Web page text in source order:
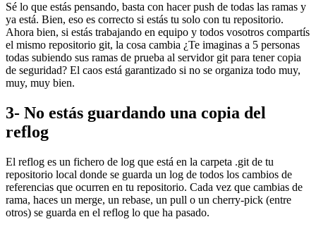
Sé lo que estás pensando, basta con hacer push de todas las ramas y
ya está. Bien, eso es correcto si estás tu solo con tu repositorio.
Ahora bien, si estás trabajando en equipo y todos vosotros compartís
el mismo repositorio git, la cosa cambia ¿Te imaginas a 5 personas
todas subiendo sus ramas de prueba al servidor git para tener copia
de seguridad? El caos está garantizado si no se organiza todo muy,
muy, muy bien.
3- No estás guardando una copia del
reflog
El reflog es un fichero de log que está en la carpeta .git de tu
repositorio local donde se guarda un log de todos los cambios de
referencias que ocurren en tu repositorio. Cada vez que cambias de
rama, haces un merge, un rebase, un pull o un cherry-pick (entre
otros) se guarda en el reflog lo que ha pasado.